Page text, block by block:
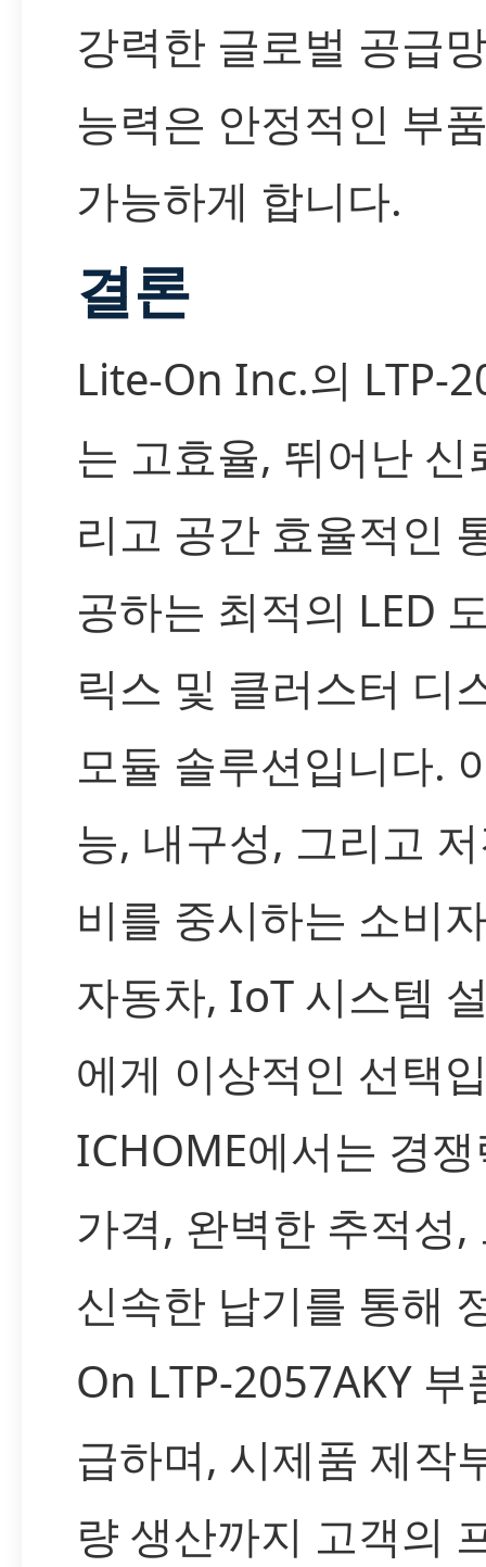
강력한 글로벌 공급
능력은 안정적인 부
가능하게 합니다.
결론
Lite-On Inc.의 LTP-
는 고효율, 뛰어난 신
리고 공간 효율적인
공하는 최적의 LED
릭스 및 클러스터 디
모듈 솔루션입니다.
능, 내구성, 그리고
비를 중시하는 소비
자동차, IoT 시스템
에게 이상적인 선택
ICHOME에서는 경
가격, 완벽한 추적성,
신속한 납기를 통해
On LTP-2057AKY 부
급하며, 시제품 제작
량 생산까지 고객의